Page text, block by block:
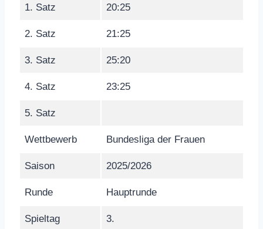
1. Satz 20:25
2. Satz 21:25
3. Satz 25:20
4. Satz 23:25
5. Satz
Wettbewerb Bundesliga der Frauen
Saison 2025/2026
Runde Hauptrunde
Spieltag 3.